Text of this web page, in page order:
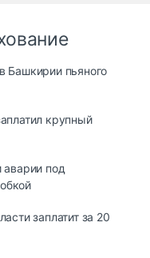
Башкирии пьяного
крупный
аварии под
заплатит за 20